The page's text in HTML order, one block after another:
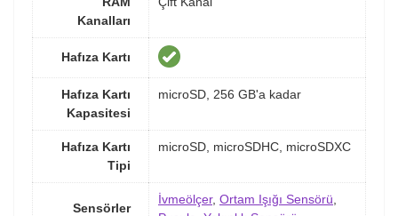
Kanalları
Hafıza Kartı
Hafıza Kartı
Kapasitesi
microSD, 256 GB'a kadar
Hafıza Kartı
Tipi
microSD, microSDHC, microSDXC
Sensörler
İvmeölçer, Ortam Işığı Sensörü,